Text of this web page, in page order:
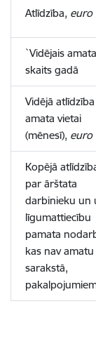
Atlīdzība, euro
`Vidējais
skaits gadā
Vidējā atlīdzība
amata vietai
(mēnesī), euro
Kopējā
par ārštata
darbinieku un
līgumattiecību
pamata
kas nav amatu
sarakstā,